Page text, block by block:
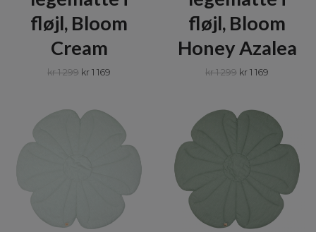
fløjl, Bloom
Cream
kr 1 299 kr 1 169
fløjl, Bloom
Honey Azalea
kr 1 299 kr 1 169